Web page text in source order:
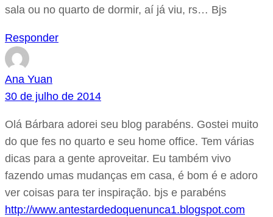
sala ou no quarto de dormir, aí já viu, rs… Bjs
Responder
Ana Yuan
30 de julho de 2014
Olá Bárbara adorei seu blog parabéns. Gostei muito
do que fes no quarto e seu home office. Tem várias
dicas para a gente aproveitar. Eu também vivo
fazendo umas mudanças em casa, é bom é e adoro
ver coisas para ter inspiração. bjs e parabéns
http://www.antestardedoquenunca1.blogspot.com